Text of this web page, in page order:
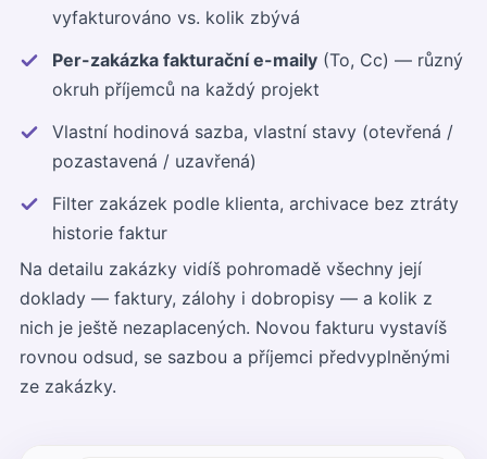
vyfakturováno vs. kolik zbývá
Per-zakázka fakturační e-maily (To, Cc) — různý
okruh příjemců na každý projekt
Vlastní hodinová sazba, vlastní stavy (otevřená /
pozastavená / uzavřená)
Filter zakázek podle klienta, archivace bez ztráty
historie faktur
Na detailu zakázky vidíš pohromadě všechny její
doklady — faktury, zálohy i dobropisy — a kolik z
nich je ještě nezaplacených. Novou fakturu vystavíš
rovnou odsud, se sazbou a příjemci předvyplněnými
ze zakázky.